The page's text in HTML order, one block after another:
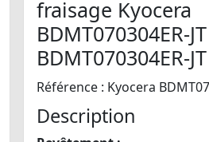
fraisage Kyocera
BDMT070304ER-
BDMT070304ER-JT
Référence : Kyocera
Description